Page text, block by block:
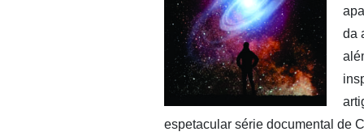
da
espetacular série documental de